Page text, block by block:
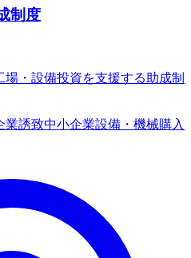
制度
・設備投資を支援する助成制
業誘致中小企業設備・機械購入